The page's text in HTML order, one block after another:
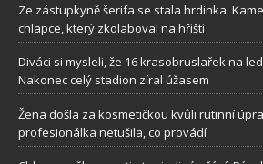
Ze zástupkyně šerifa se stala hrdinka.
chlapce, který zkolaboval na hřišti
Diváci si mysleli, že 16 krasobruslařek na
Nakonec celý stadion zíral úžasem
Žena došla za kosmetičkou kvůli rutinní
profesionálka netušila, co provádí